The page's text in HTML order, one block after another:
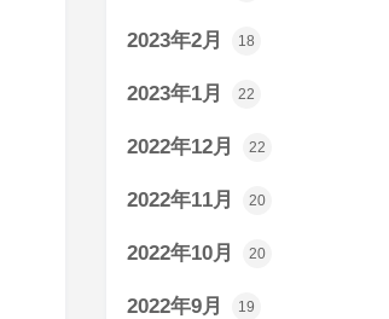
2023年2月 18
2023年1月 22
2022年12月 22
2022年11月 20
2022年10月 20
2022年9月 19